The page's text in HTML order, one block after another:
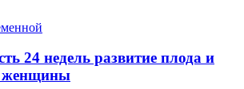
24 недель развитие плода и
женщины